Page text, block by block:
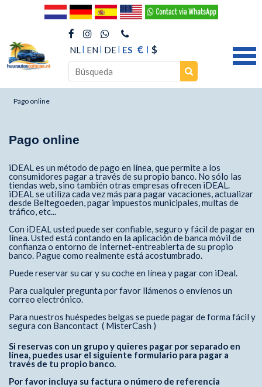
NL EN DE ES € $
Pago online
Pago online
iDEAL es un método de pago en línea, que permite a los
consumidores pagar a través de su propio banco. No sólo las
tiendas web, sino también otras empresas ofrecen iDEAL.
iDEAL se utiliza cada vez más para pagar vacaciones, actualizar
desde Beltegoeden, pagar impuestos municipales, multas de
tráfico, etc...
Con iDEAL usted puede ser confiable, seguro y fácil de pagar en
línea. Usted está contando en la aplicación de banca móvil de
confianza o entorno de Internet-entreabierta de su propio
banco. Pague como realmente está acostumbrado.
Puede reservar su car y su coche en línea y pagar con iDeal.
Para cualquier pregunta por favor llámenos o envíenos un
correo electrónico.
Para nuestros huéspedes belgas se puede pagar de forma fácil y
segura con Bancontact ( MisterCash )
Si reservas con un grupo y quieres pagar por separado en
línea, puedes usar el siguiente formulario para pagar a
través de tu propio banco.
Por favor incluya su factura o número de referencia